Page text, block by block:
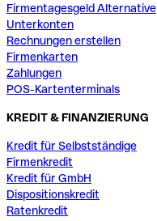
Firmentagesgeld Alternative
Unterkonten
Rechnungen erstellen
Firmenkarten
Zahlungen
POS-Kartenterminals
KREDIT & FINANZIERUNG
Kredit für Selbstständige
Firmenkredit
Kredit für GmbH
Dispositionskredit
Ratenkredit